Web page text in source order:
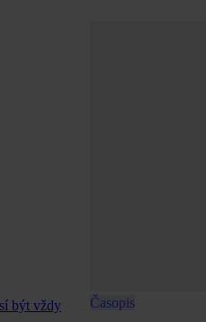
být vždy
Časopis